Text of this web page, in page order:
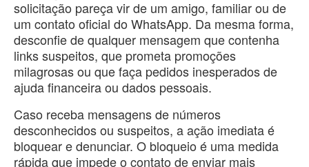
solicitação pareça vir de um amigo, familiar ou de
um contato oficial do WhatsApp. Da mesma forma,
desconfie de qualquer mensagem que contenha
links suspeitos, que prometa promoções
milagrosas ou que faça pedidos inesperados de
ajuda financeira ou dados pessoais.
​Caso receba mensagens de números
desconhecidos ou suspeitos, a ação imediata é
bloquear e denunciar. O bloqueio é uma medida
rápida que impede o contato de enviar mais